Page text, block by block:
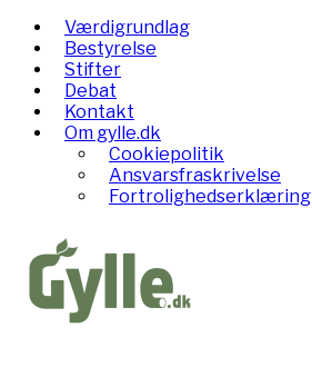
Værdigrundlag
Bestyrelse
Stifter
Debat
Kontakt
Om gylle.dk
Cookiepolitik
Ansvarsfraskrivelse
Fortrolighedserklæring